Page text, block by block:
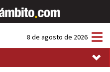
8 de agosto de 2026